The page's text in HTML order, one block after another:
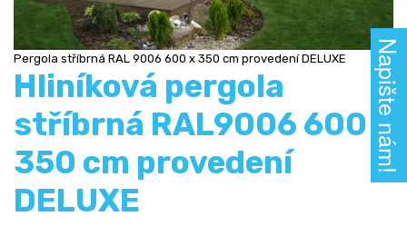
Pergola stříbrná RAL 9006 600 x 350 cm provedení DELUXE
Hliníková pergola
stříbrná RAL9006 600 x
350 cm provedení
DELUXE
Napište nám!